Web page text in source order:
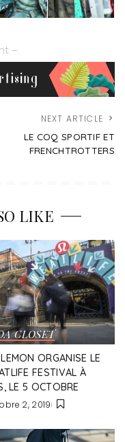
–
NEXT ARTICLE
LE COQ SPORTIF ET
FRENCHTROTTERS
LIKE
CLOSET
ORGANISE LE
FESTIVAL À
LE 5 OCTOBRE
2, 2019